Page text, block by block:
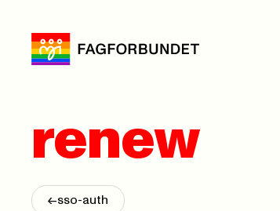
renew
<-sso-auth